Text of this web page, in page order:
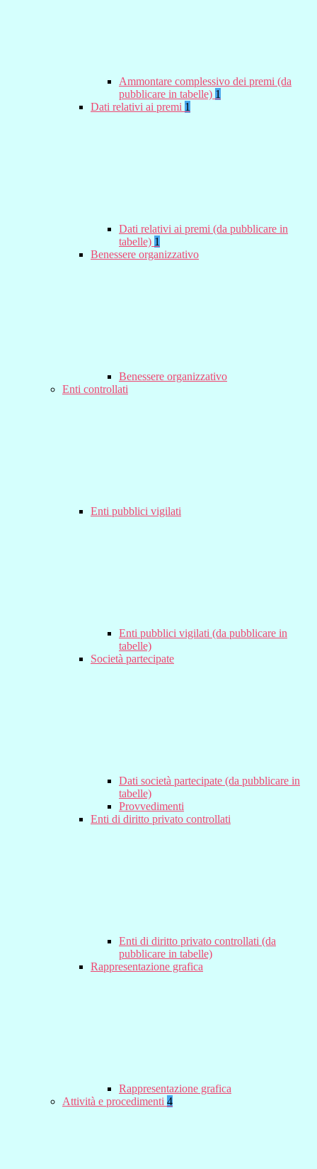
Ammontare complessivo dei premi (da
pubblicare in tabelle) 1
Dati relativi ai premi 1
Dati relativi ai premi (da pubblicare in
tabelle) 1
Benessere organizzativo
Benessere organizzativo
Enti controllati
Enti pubblici vigilati
Enti pubblici vigilati (da pubblicare in
tabelle)
Società partecipate
Dati società partecipate (da pubblicare in
tabelle)
Provvedimenti
Enti di diritto privato controllati
Enti di diritto privato controllati (da
pubblicare in tabelle)
Rappresentazione grafica
Rappresentazione grafica
Attività e procedimenti 4